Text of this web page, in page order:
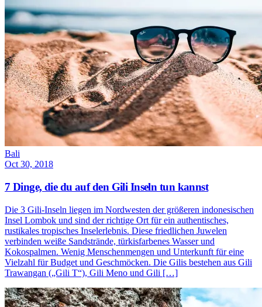
Bali
Oct 30, 2018
7 Dinge, die du auf den Gili Inseln tun kannst
Die 3 Gili-Inseln liegen im Nordwesten der größeren indonesischen
Insel Lombok und sind der richtige Ort für ein authentisches,
rustikales tropisches Inselerlebnis. Diese friedlichen Juwelen
verbinden weiße Sandstrände, türkisfarbenes Wasser und
Kokospalmen. Wenig Menschenmengen und Unterkunft für eine
Vielzahl für Budget und Geschmöcken. Die Gilis bestehen aus Gili
Trawangan („Gili T“), Gili Meno und Gili […]